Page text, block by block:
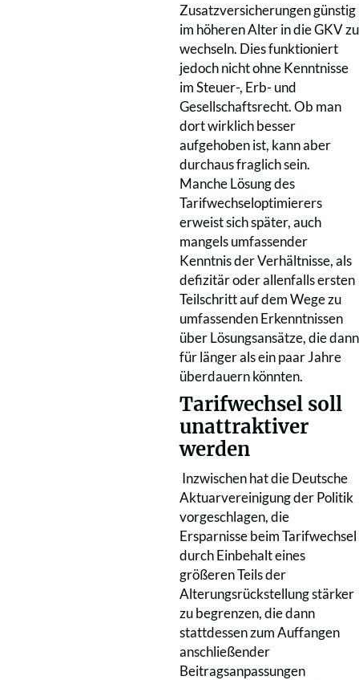
Zusatzversicherungen günstig
im höheren Alter in die GKV zu
wechseln. Dies funktioniert
jedoch nicht ohne Kenntnisse
im Steuer-, Erb- und
Gesellschaftsrecht. Ob man
dort wirklich besser
aufgehoben ist, kann aber
durchaus fraglich sein.
Manche Lösung des
Tarifwechseloptimierers
erweist sich später, auch
mangels umfassender
Kenntnis der Verhältnisse, als
defizitär oder allenfalls ersten
Teilschritt auf dem Wege zu
umfassenden Erkenntnissen
über Lösungsansätze, die dann
für länger als ein paar Jahre
überdauern könnten.
Tarifwechsel soll
unattraktiver
werden
Inzwischen hat die Deutsche
Aktuarvereinigung der Politik
vorgeschlagen, die
Ersparnisse beim Tarifwechsel
durch Einbehalt eines
größeren Teils der
Alterungsrückstellung stärker
zu begrenzen, die dann
stattdessen zum Auffangen
anschließender
Beitragsanpassungen